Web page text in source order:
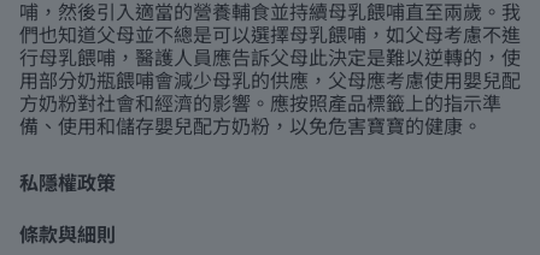
哺，然後引入適當的營養輔食並持續母乳餵哺直至兩歲。我
們也知道父母並不總是可以選擇母乳餵哺，如父母考慮不進
行母乳餵哺，醫護人員應告訴父母此決定是難以逆轉的，使
用部分奶瓶餵哺會減少母乳的供應，父母應考慮使用嬰兒配
方奶粉對社會和經濟的影響。應按照產品標籤上的指示準
備、使用和儲存嬰兒配方奶粉，以免危害寶寶的健康。
私隱權政策
條款與細則